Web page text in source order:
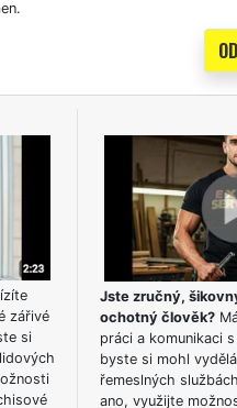
zářivé
si
Jste zručný,
ochotný člověk?
práci a komunikaci
byste si mohl
řemeslných
ano, využijte